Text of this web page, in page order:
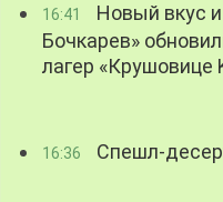
16:41
Новый вкус
Бочкарев»
лагер «Крушовице
16:36 Спешл-